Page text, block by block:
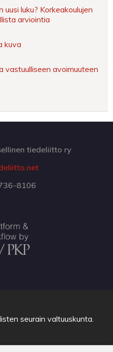
uusi luku? Korkeakoulujen
arviointia
kuva
vastuulliseen avoimuuteen
tiedeliitto ry
8106
seurain valtuuskunta.